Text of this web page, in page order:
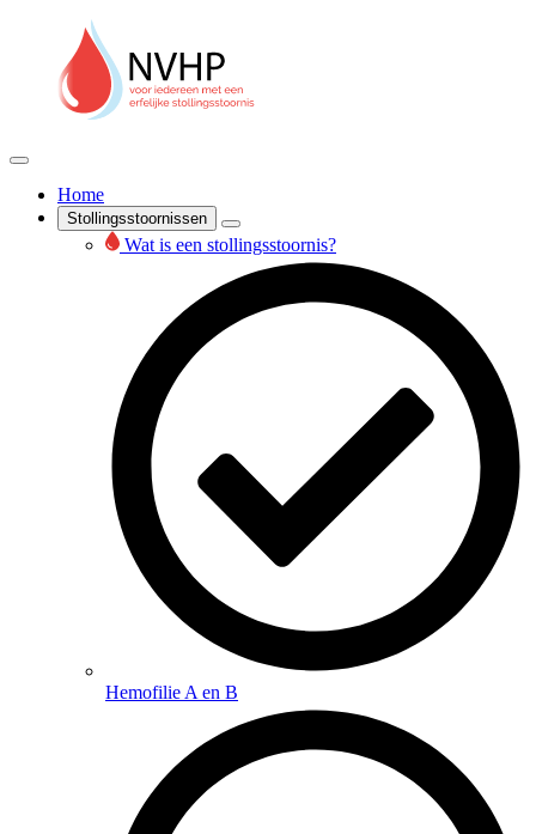
Home
Stollingsstoornissen
Wat is een stollingsstoornis?
Hemofilie A en B